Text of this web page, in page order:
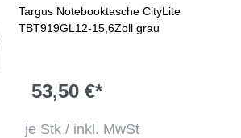
Targus Notebooktasche CityLite
TBT919GL12-15,6Zoll grau
53,50 €*
je Stk / inkl. MwSt